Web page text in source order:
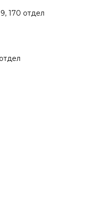
170 отдел